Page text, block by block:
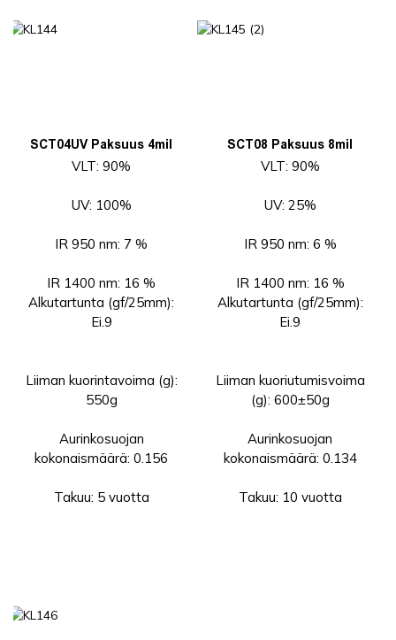
SCT04UV Paksuus 4mil
VLT: 90%
UV: 100%
IR 950 nm: 7 %
IR 1400 nm: 16 %
Alkutartunta (gf/25mm):
Ei.9
Liiman kuorintavoima (g):
550g
Aurinkosuojan
kokonaismäärä: 0.156
Takuu: 5 vuotta
SCT08 Paksuus 8mil
VLT: 90%
UV: 25%
IR 950 nm: 6 %
IR 1400 nm: 16 %
Alkutartunta (gf/25mm):
Ei.9
Liiman kuoriutumisvoima
(g): 600±50g
Aurinkosuojan
kokonaismäärä: 0.134
Takuu: 10 vuotta